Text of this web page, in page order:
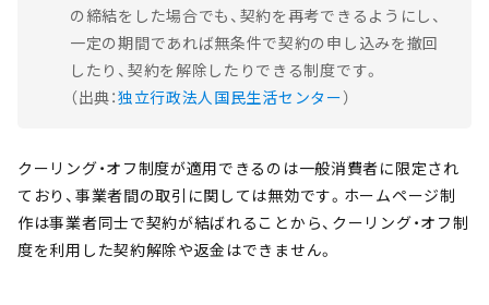
の締結をした場合でも、契約を再考できるようにし、
一定の期間であれば無条件で契約の申し込みを撤回
したり、契約を解除したりできる制度です。
（出典：独立行政法人国民生活センター）
クーリング・オフ制度が適用できるのは一般消費者に限定され
ており、事業者間の取引に関しては無効です。ホームページ制
作は事業者同士で契約が結ばれることから、クーリング・オフ制
度を利用した契約解除や返金はできません。